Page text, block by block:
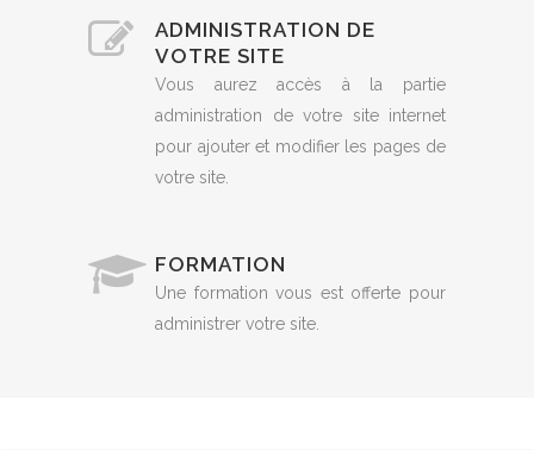
ADMINISTRATION DE
VOTRE SITE
Vous aurez accès à la partie
administration de votre site internet
pour ajouter et modifier les pages de
votre site.
FORMATION
Une formation vous est offerte pour
administrer votre site.